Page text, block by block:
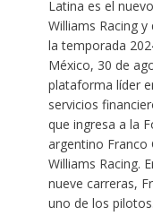
Latina es el
Williams Racing
la temporada
México, 30 de
plataforma líder
servicios
que ingresa a la
argentino Franco
Williams Racing.
nueve carreras,
uno de los